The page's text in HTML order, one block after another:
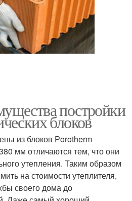
постройки
блоков
из блоков Porotherm
мм отличаются тем, что они
утепления. Таким образом
на стоимости утеплителя,
своего дома до